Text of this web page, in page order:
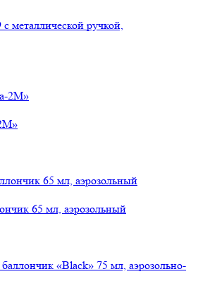
металлической ручкой,
65 мл, аэрозольный